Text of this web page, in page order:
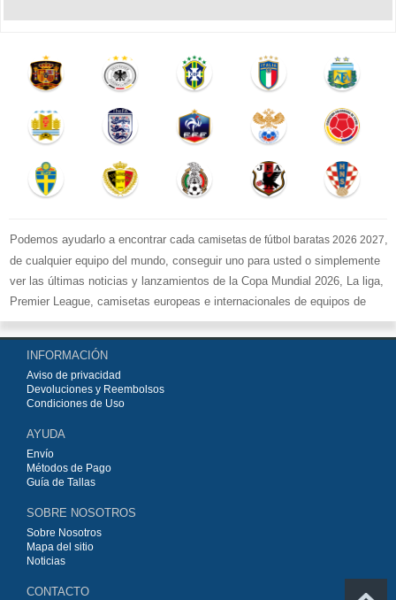
Podemos ayudarlo a encontrar cada camisetas de fútbol baratas 2026 2027,
de cualquier equipo del mundo, conseguir uno para usted o simplemente
ver las últimas noticias y lanzamientos de la Copa Mundial 2026, La liga,
Premier League, camisetas europeas e internacionales de equipos de
fútbol y kits.
Comprecamisetas de fútbol baratas replicasen la tienda deportiva
más grande de Europa. ¡Grandes ofertas en todas las camisetas del club
de fútbol, ​​kits europeos e internacionales, todo a los precios más bajos!
Compre nuestra gran selección de
INFORMACIÓN
Aviso de privacidad
Devoluciones y Reembolsos
Condiciones de Uso
AYUDA
Envío
Métodos de Pago
Guía de Tallas
SOBRE NOSOTROS
Sobre Nosotros
Mapa del sitio
Noticias
CONTACTO